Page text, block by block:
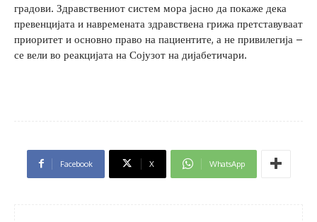
градови. Здравствениот систем мора јасно да покаже дека
превенцијата и навремената здравствена грижа претставуваат
приоритет и основно право на пациентите, а не привилегија –
се вели во реакцијата на Сојузот на дијабетичари.
Facebook X WhatsApp